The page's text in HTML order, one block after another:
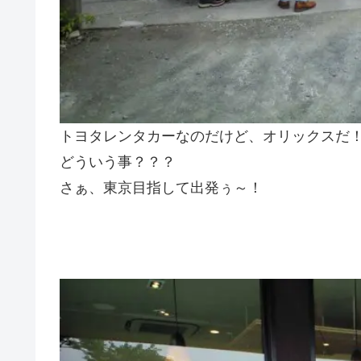
トヨタレンタカーなのだけど、オリックスだ
どういう事？？？
さぁ、東京目指して出発ぅ～！